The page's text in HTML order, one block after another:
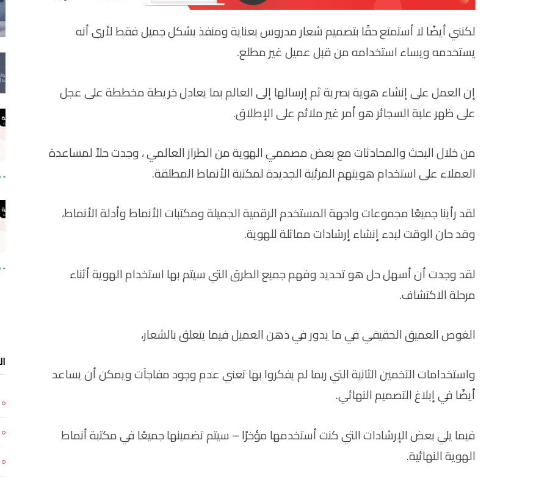
لكنني أيضًا لا أستمتع حقًا بتصميم شعار مدروس بعناية ومنفذ بشكل جميل فقط لأرى أنه
يستخدمه ويساء استخدامه من قبل عميل غير مطلع.
إن العمل على إنشاء هوية بصرية ثم إرسالها إلى العالم بما يعادل خريطة مخططة على عجل
على ظهر علبة السجائر هو أمر غير ملائم على الإطلاق.
من خلال البحث والمحادثات مع بعض مصممي الهوية من الطراز العالمي ، وجدت حلاً لمساعدة
العملاء على استخدام هويتهم المرئية الجديدة لمكتبة الأنماط المطلقة.
لقد رأينا جميعًا مجموعات واجهة المستخدم الرقمية الجميلة ومكتبات الأنماط وأدلة الأنماط،
وقد حان الوقت لبدء إنشاء إرشادات مماثلة للهوية.
لقد وجدت أن أسهل حل هو تحديد وفهم جميع الطرق التي سيتم بها استخدام الهوية أثناء
مرحلة الاكتشاف.
الغوص العميق الحقيقي في ما يدور في ذهن العميل فيما يتعلق بالشعار،
واستخدامات التخمين الثانية التي ربما لم يفكروا بها تعني عدم وجود مفاجآت ويمكن أن يساعد
أيضًا في إبلاغ التصميم النهائي.
فيما يلي بعض الإرشادات التي كنت أستخدمها مؤخرًا – سيتم تضمينها جميعًا في مكتبة أنماط
الهوية النهائية.